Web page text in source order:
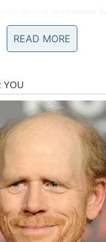
više ne može da bude
ili oseća krivicu
menja tok odnosa
i slobodu u osnovi –
READ MORE